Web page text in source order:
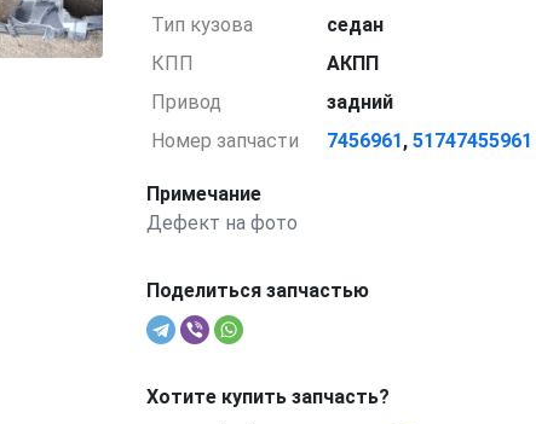
Тип кузова
седан
КПП
АКПП
Привод
задний
Номер запчасти
7456961 ,51747455961
Примечание
Дефект на фото
Поделиться запчастью
Хотите купить запчасть?